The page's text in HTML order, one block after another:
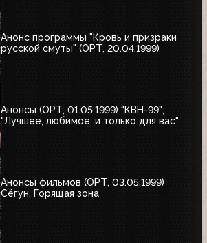
Анонс программы "Кровь и призраки
русской смуты" (ОРТ, 20.04.1999)
Анонсы (ОРТ, 01.05.1999) "КВН-99";
"Лучшее, любимое, и только для вас"
Анонсы фильмов (ОРТ, 03.05.1999)
Сёгун, Горящая зона